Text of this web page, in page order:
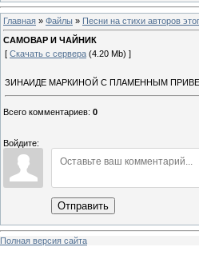
Главная » Файлы » Песни на стихи авторов
САМОВАР И ЧАЙНИК
[ Скачать с сервера (4.20 Mb) ]
ЗИНАИДЕ МАРКИНОЙ С ПЛАМЕННЫМ
Всего комментариев: 0
Войдите:
Отправить
Полная версия сайта